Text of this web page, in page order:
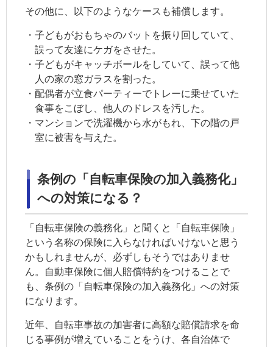
その他に、以下のようなケースも補償します。
・子どもがおもちゃのバットを振り回していて、
誤って友達にケガをさせた。
・子どもがキャッチボールをしていて、誤って他
人の家の窓ガラスを割った。
・配偶者が立食パーティーでトレーに乗せていた
食事をこぼし、他人のドレスを汚した。
・マンションで洗濯機から水がもれ、下の階の戸
室に被害を与えた。
条例の「自転車保険の加入義務化」
への対策になる？
「自転車保険の義務化」と聞くと「自転車保険」
という名称の保険に入らなければいけないと思う
かもしれませんが、必ずしもそうではありませ
ん。自動車保険に個人賠償特約をつけることで
も、条例の「自転車保険の加入義務化」への対策
になります。
近年、自転車事故の加害者に高額な賠償請求を命
じる事例が増えていることをうけ、各自治体で